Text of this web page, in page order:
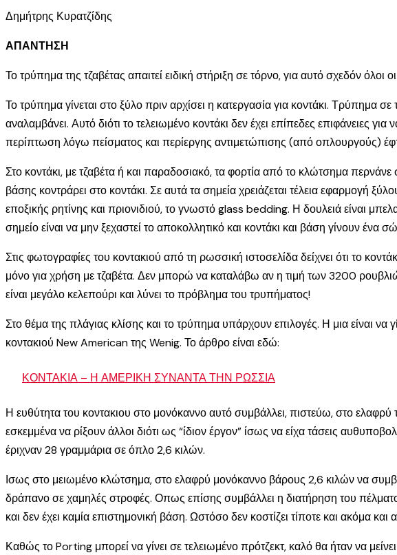
Δημήτρης Κυρατζίδης
ΑΠΑΝΤΗΣΗ
Το τρύπημα της τζαβέτας απαιτεί ειδική στήριξη σε τόρνο, για αυτό σχεδόν
Το τρύπημα γίνεται στο ξύλο πριν αρχίσει η κατεργασία για κοντάκι. Τρύπημα σε
αναλαμβάνει. Αυτό διότι το τελειωμένο κοντάκι δεν έχει επίπεδες επιφάνειες
περίπτωση λόγω πείσματος και περίεργης αντιμετώπισης (από οπλουργούς)
Στο κοντάκι, με τζαβέτα ή και παραδοσιακό, τα φορτία από το κλώτσημα
βάσης κοντράρει στο κοντάκι. Σε αυτά τα σημεία χρειάζεται τέλεια εφαρμογή
εποξικής ρητίνης και πριονιδιού, το γνωστό glass bedding. Η δουλειά είναι
σημείο είναι να μην ξεχαστεί το αποκολλητικό και κοντάκι και βάση γίνουν ένα
Στις φωτογραφίες του κοντακιού από τη ρωσσική ιστοσελίδα δείχνει ότι το
μόνο για χρήση με τζαβέτα. Δεν μπορώ να καταλάβω αν η τιμή των 3200
είναι μεγάλο κελεπούρι και λύνει το πρόβλημα του τρυπήματος!
Στο θέμα της πλάγιας κλίσης και το τρύπημα υπάρχουν επιλογές. Η μια είναι
κοντακιού New American της Wenig. Το άρθρο είναι εδώ:
ΚΟΝΤΑΚΙΑ – Η ΑΜΕΡΙΚΗ ΣΥΝΑΝΤΑ ΤΗΝ ΡΩΣΣΙΑ
Η ευθύτητα του κοντακιου στο μονόκαννο αυτό συμβάλλει, πιστεύω, στο
εσκεμμένα να ρίξουν άλλοι διότι ως “ίδιον έργον” ίσως να είχα τάσεις
έριχναν 28 γραμμάρια σε όπλο 2,6 κιλών.
Ισως στο μειωμένο κλώτσημα, στο ελαφρύ μονόκαννο βάρους 2,6 κιλών να
δράπανο σε χαμηλές στροφές. Οπως επίσης συμβάλλει η διατήρηση του
και δεν έχει καμία επιστημονική βάση. Ωστόσο δεν κοστίζει τίποτε και ακόμα
Καθώς το Porting μπορεί να γίνει σε τελειωμένο πρότζεκτ, καλό θα ήταν να